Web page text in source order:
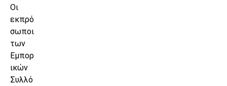
Οι
εκπρό
σωποι
των
Εμπορ
ικών
Συλλό